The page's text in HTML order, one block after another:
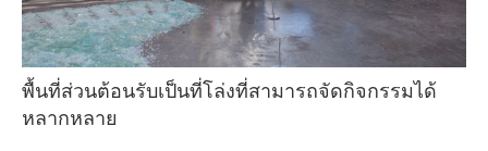
พื้นที่ส่วนต้อนรับเป็นที่โล่งที่สามารถจัดกิจกรรมได้
หลากหลาย